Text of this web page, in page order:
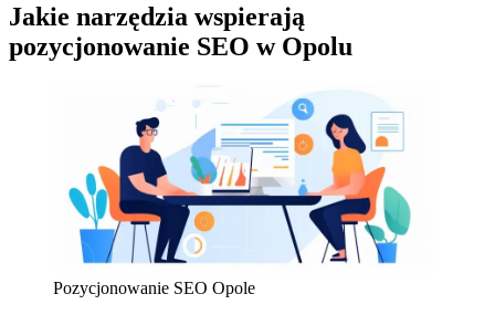
Jakie narzędzia wspierają
pozycjonowanie SEO w Opolu
Pozycjonowanie SEO Opole